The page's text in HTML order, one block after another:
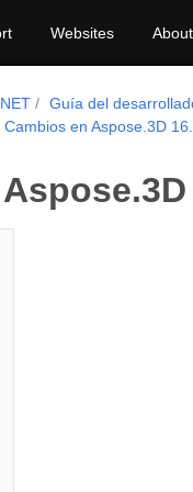
Websites About
Guía del
Cambios en Aspose.3D